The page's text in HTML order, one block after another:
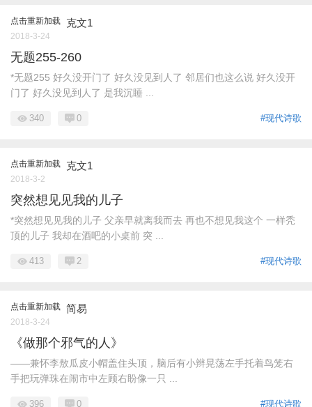
点击重新加载 克文1
2018-3-24
无题255-260
*无题255 好久没开门了 好久没见到人了 邻居们也这么说 好久没开
门了 好久没见到人了 是我沉睡 ...
#现代诗歌
340 0
点击重新加载 克文1
2018-3-2
突然想见见我的儿子
*突然想见见我的儿子 父亲早就离我而去 再也不想见我这个 一样秃
顶的儿子 我却在酒吧的小桌前 突 ...
#现代诗歌
413 2
点击重新加载 简易
2018-3-24
《做那个邪气的人》
——兼怀李敖瓜皮小帽盖住头顶，脑后有小辫晃荡左手托着鸟笼右
手把玩弹珠在闹市中左顾右盼像一只 ...
#现代诗歌
396 0